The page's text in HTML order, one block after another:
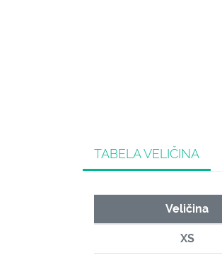
TABELA VELIČINA
Veličina
XS